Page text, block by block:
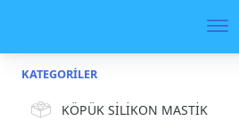
KATEGORILER
KÖPÜK SİLİKON MASTİK